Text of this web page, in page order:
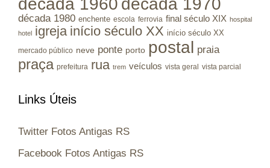
década 1980 enchente escola ferrovia final século XIX hospital
hotel igreja início século XX início século XX
mercado público neve ponte porto postal praia
praça prefeitura rua trem veículos vista geral vista parcial
Links Úteis
Twitter Fotos Antigas RS
Facebook Fotos Antigas RS